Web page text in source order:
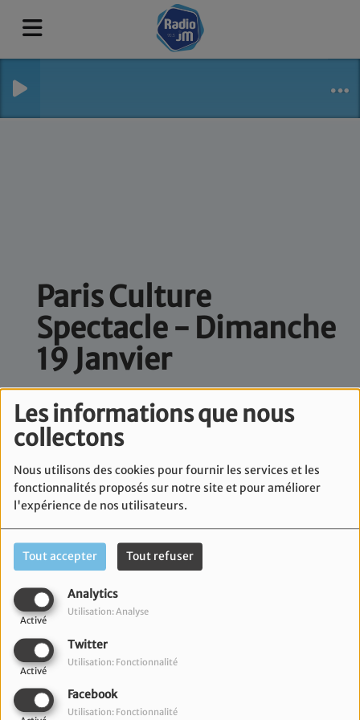
Les informations que nous
collectons
Nous utilisons des cookies pour fournir les services et les
fonctionnalités proposés sur notre site et pour améliorer
l'expérience de nos utilisateurs.
Tout accepter Tout refuser
Analytics
Activé
Utilisation: Analyse
Twitter
Activé
Utilisation: Fonctionnalité
Facebook
Utilisation: Fonctionnalité
Paris Culture
Spectacle - Dimanche
19 Janvier
Chers amis auditeurs, Esther DZIK-SENOT, une des
dernières survivantes de la shoah, nous livre en 1ere
partie , un témoignage émouvant sur son enfance, son